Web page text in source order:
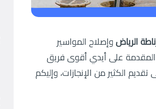
الرياض وإصلاح المواسير
المقدمة على أيدي أقوى فريق
الكثير من الإنجازات، وإليكم